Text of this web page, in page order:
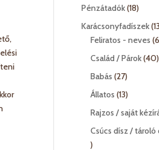
Pénzátadók 1818
Karácsonyfadíszek
Feliratos - neves
Család / Párok 40
Babás 2727
termék
Állatos 1313
termék
Rajzos / saját
Csúcs dísz /
2